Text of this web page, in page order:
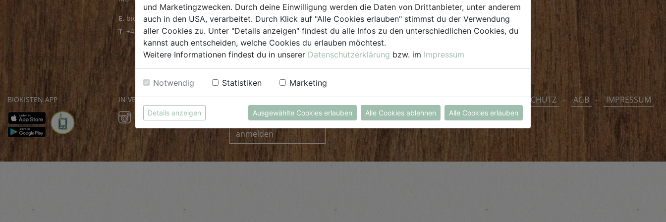
E. biofrischmarkt@biohof.at
T. +43 7272 4859 70
BIOKISTEN APP IN VERBINDUNG BLEIBEN INFORMIERT BLEIBEN
zum Newsletter
anmelden
DATENSCHUTZ AGB IMPRESSUM
und Marketingzwecken. Durch deine Einwilligung werden die Daten von Drittanbieter, unter anderem
auch in den USA, verarbeitet. Durch Klick auf "Alle Cookies erlauben" stimmst du der Verwendung
aller Cookies zu. Unter "Details anzeigen" findest du alle Infos zu den unterschiedlichen Cookies, du
kannst auch entscheiden, welche Cookies du erlauben möchtest.
Weitere Informationen findest du in unserer Datenschutzerklärung bzw. im Impressum
Notwendig Statistiken Marketing
Details anzeigen Ausgewählte Cookies erlauben Alle Cookies ablehnen Alle Cookies erlauben